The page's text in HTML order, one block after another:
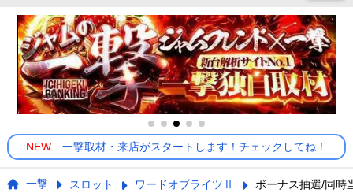
NEW 一撃取材・来店がスタートします！チェックしてね！
一撃 スロット ワードオブライツⅡ ボーナス抽選/同時